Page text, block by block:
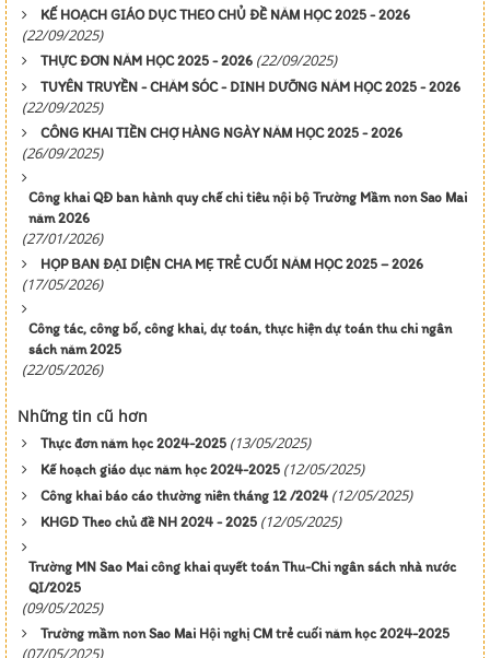
KẾ HOẠCH GIÁO DỤC THEO CHỦ ĐỀ NĂM HỌC 2025 - 2026
(22/09/2025)
THỰC ĐƠN NĂM HỌC 2025 - 2026 (22/09/2025)
TUYÊN TRUYỀN - CHĂM SÓC - DINH DƯỠNG NĂM HỌC 2025 - 2026
(22/09/2025)
CÔNG KHAI TIỀN CHỢ HÀNG NGÀY NĂM HỌC 2025 - 2026
(26/09/2025)
Công khai QĐ ban hành quy chế chi tiêu nội bộ Trường Mầm non Sao Mai
năm 2026
(27/01/2026)
HỌP BAN ĐẠI DIỆN CHA MẸ TRẺ CUỐI NĂM HỌC 2025 – 2026
(17/05/2026)
Công tác, công bố, công khai, dự toán, thực hiện dự toán thu chi ngân
sách năm 2025
(22/05/2026)
Những tin cũ hơn
Thực đơn năm học 2024-2025 (13/05/2025)
Kế hoạch giáo dục năm học 2024-2025 (12/05/2025)
Công khai báo cáo thường niên tháng 12 /2024 (12/05/2025)
KHGD Theo chủ đề NH 2024 - 2025 (12/05/2025)
Trường MN Sao Mai công khai quyết toán Thu-Chi ngân sách nhà nước
QI/2025
(09/05/2025)
Trường mầm non Sao Mai Hội nghị CM trẻ cuối năm học 2024-2025
(07/05/2025)